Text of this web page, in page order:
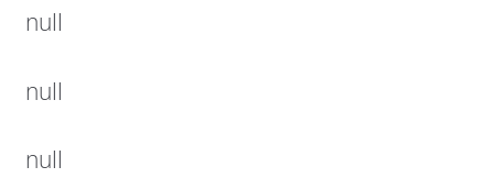
null
null
null